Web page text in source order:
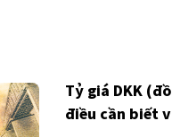
Tỷ giá DKK
điều cần biết